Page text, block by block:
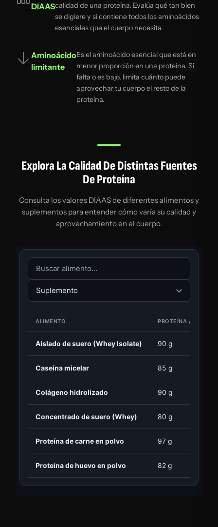
DIAAScalidad de una proteína. Evalúa qué tan bien
se digiere y si contiene todos los aminoácidos
esenciales que el cuerpo necesita.
Aminoácido
limitante
Es el aminoácido esencial que está en
menor proporción en una proteína. Si
falta o es bajo, limita cuánto puede
aprovechar tu cuerpo el resto de la
proteína.
Explora La Calidad De Distintas Fuentes
De Proteína
Consulta los valores DIAAS de diferentes alimentos y
suplementos para entender cómo varía su calidad y
aprovechamiento en el cuerpo.
ALIMENTO PROTEÍNA / 100 G
Aislado de suero (Whey Isolate) 90 g
Caseína micelar 85 g
Colágeno hidrolizado 90 g
Concentrado de suero (Whey) 80 g
Proteína de carne en polvo 97 g
Proteína de huevo en polvo 82 g